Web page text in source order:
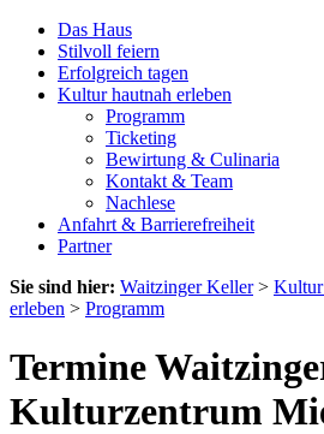
Das Haus
Stilvoll feiern
Erfolgreich tagen
Kultur hautnah erleben
Programm
Ticketing
Bewirtung & Culinaria
Kontakt & Team
Nachlese
Anfahrt & Barrierefreiheit
Partner
Sie sind hier: Waitzinger Keller> Kultur
erleben > Programm
Termine
Kulturzentrum